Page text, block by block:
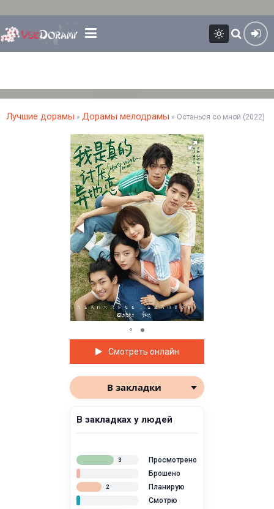
Лучшие дорамы » Дорамы мелодрамы » Останься со мной (2022)
Смотреть онлайн
В закладки
В закладках у людей
Просмотрено
3
Брошено
Планирую
2
Смотрю